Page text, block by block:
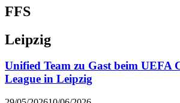
FFS
Leipzig
Unified Team zu Gast beim UEFA
League in Leipzig